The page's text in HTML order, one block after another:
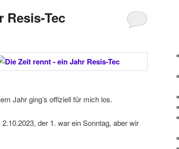
Resis-Tec
Jahr ging’s offiziell für mich los.
der 1. war ein Sonntag, aber wir